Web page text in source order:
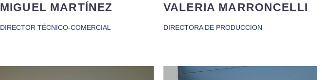
MIGUEL MARTÍNEZ
DIRECTOR TÉCNICO-COMERCIAL
VALERIA MARRONCELLI
DIRECTORA DE PRODUCCION